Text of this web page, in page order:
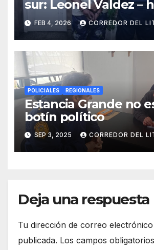
sur: Leonel Valdez –
seudo periodista
Valdez – por el delito
tentativa de robo
FEB 4, 2026 CORREDOR DEL
POLICIALES REGIONALES
Estancia Grande no
botín político
SEP 3, 2025 CORREDOR DEL
Deja una respuesta
Tu dirección de correo
publicada. Los campos